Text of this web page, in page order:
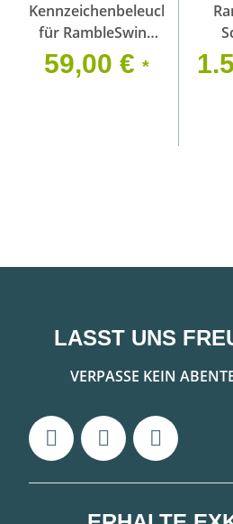
Kennzeichenbeleuchtungsset
für RambleSwing
Pro + HitchingPost
59,00 € *
|
LASST UNS
VERPASSE KEIN